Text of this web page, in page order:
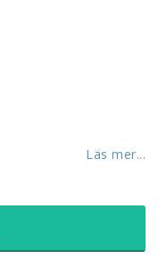
Läs mer...